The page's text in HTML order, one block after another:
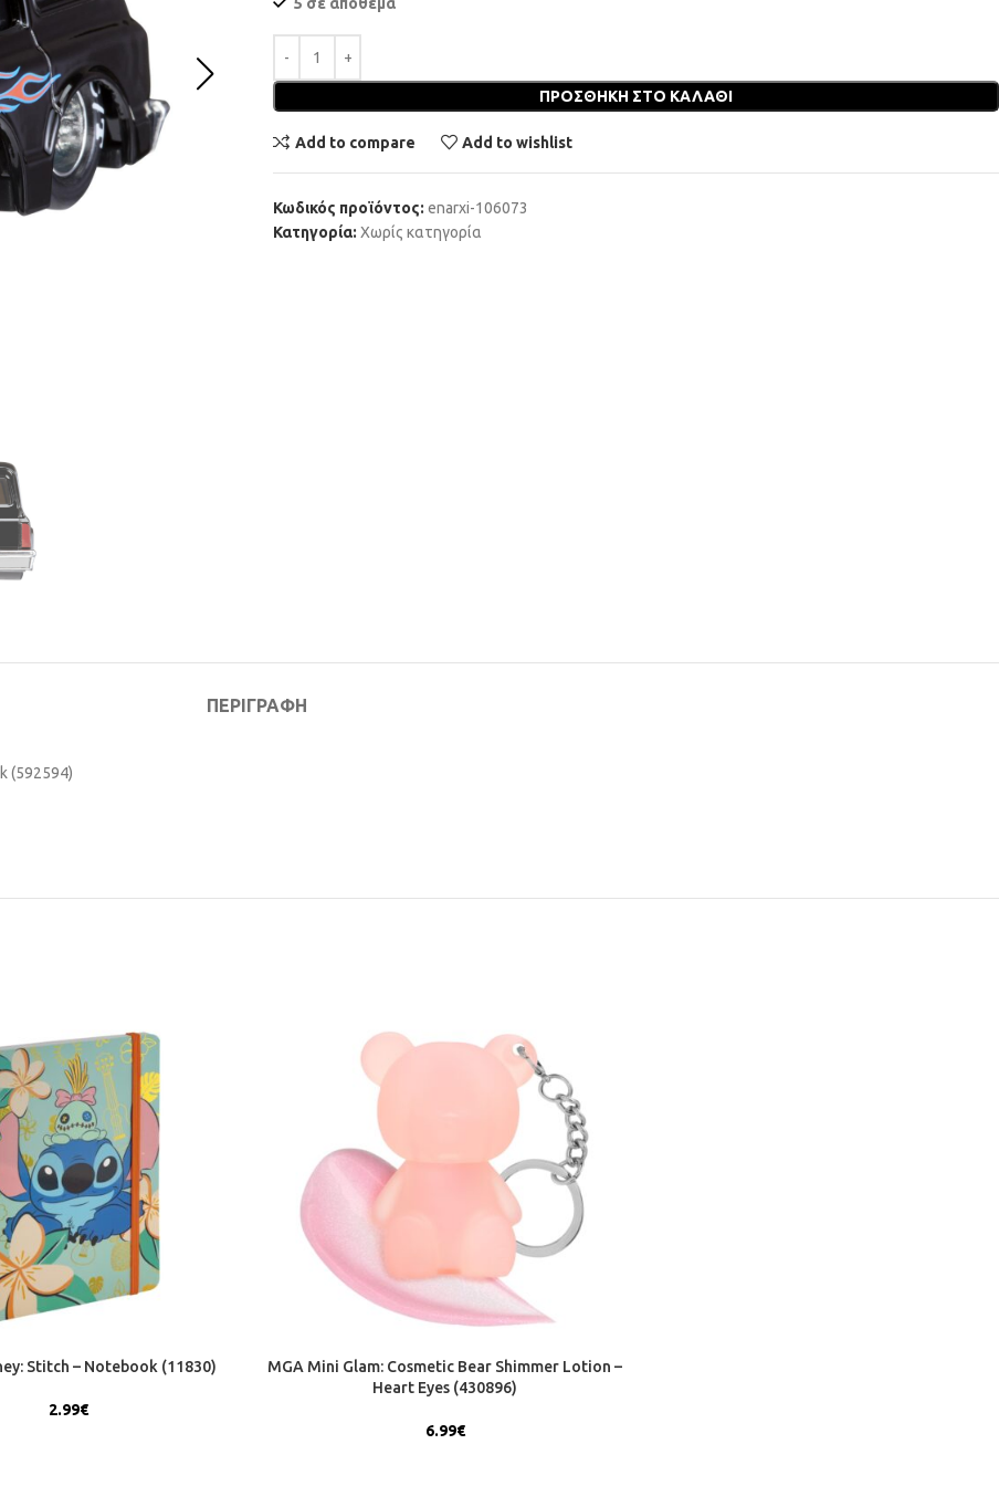
ΠΡΟΣΘΉΚΗ ΣΤΟ ΚΑΛΆΘΙ
Add to compare Add to wishlist
Κωδικός προϊόντος: enarxi-106073
Κατηγορία: Χωρίς κατηγορία
ΠΕΡΙΓΡΑΦΉ
(592594)
Stitch – Notebook (11830)
2.99€
MGA Mini Glam: Cosmetic Bear Shimmer Lotion –
Heart Eyes (430896)
6.99€